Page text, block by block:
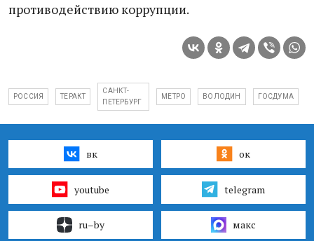
противодействию коррупции.
РОССИЯ ТЕРАКТ
САНКТ-
ПЕТЕРБУРГ
МЕТРО ВОЛОДИН ГОСДУМА
вк ок
youtube telegram
ru–by макс